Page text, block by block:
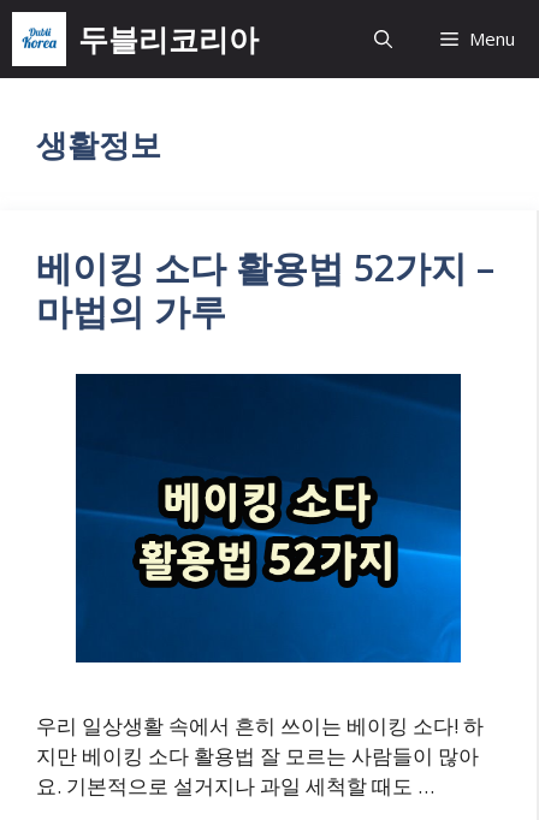
Skip
content
두블리코리아 Menu
생활정보
베이킹 소다 활용법 52가지 –
마법의 가루
우리 일상생활 속에서 흔히 쓰이는 베이킹 소다! 하
지만 베이킹 소다 활용법 잘 모르는 사람들이 많아
요. 기본적으로 설거지나 과일 세척할 때도 …